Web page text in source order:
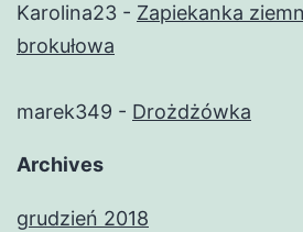
Karolina23 - Zapiekanka
brokułowa
marek349 - Drożdżówka
Archives
grudzień 2018